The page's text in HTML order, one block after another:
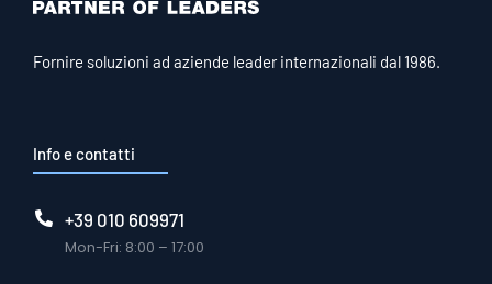
Fornire soluzioni ad aziende leader internazionali dal 1986.
Info e contatti
+39 010 609971
Mon-Fri: 8:00 – 17:00